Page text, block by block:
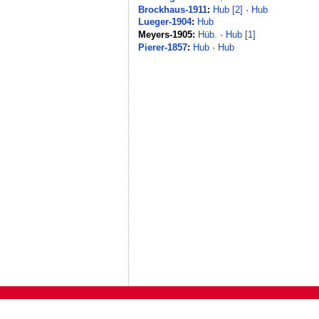
Brockhaus-1911: Hub [2] · Hub
Lueger-1904: Hub
Meyers-1905: Hüb. · Hub [1]
Pierer-1857: Hub · Hub